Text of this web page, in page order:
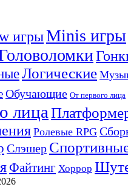
игрыMinis игры
Логические
Обучающие От первого лица
лица
Ролевые RPG
Слэшер
Файтинг Хоррор